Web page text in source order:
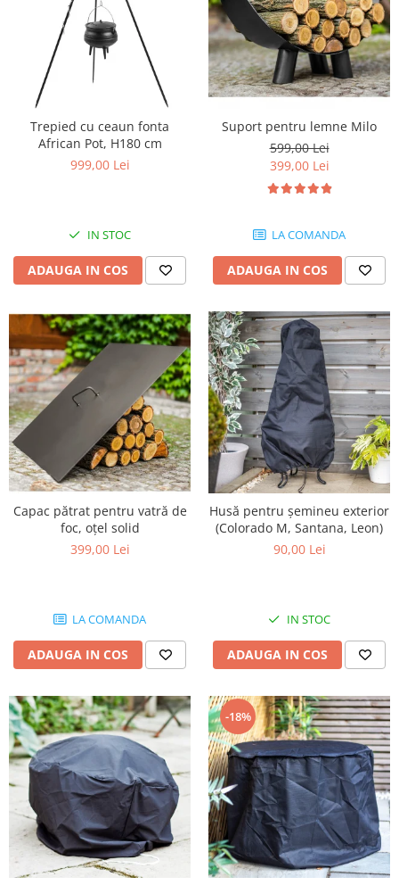
Trepied cu ceaun fonta
African Pot, H180 cm
999,00 Lei
IN STOC
ADAUGA IN COS
Suport pentru lemne Milo
599,00 Lei
399,00 Lei
LA COMANDA
ADAUGA IN COS
Capac pătrat pentru vatră de
foc, oțel solid
399,00 Lei
LA COMANDA
ADAUGA IN COS
Husă pentru șemineu exterior
(Colorado M, Santana, Leon)
90,00 Lei
IN STOC
ADAUGA IN COS
-18%